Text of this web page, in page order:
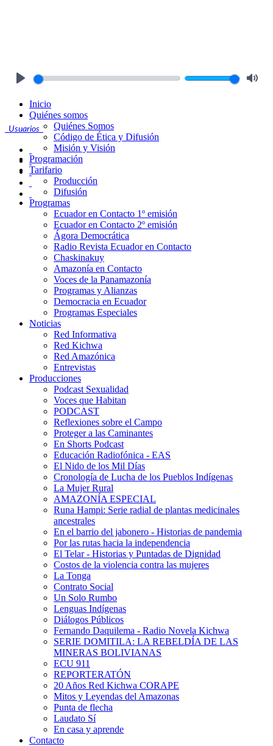
Usuarios
Inicio
Quiénes somos
Quiénes Somos
Código de Ética y Difusión
Misión y Visión
Programación
Tarifario
Producción
Difusión
Programas
Ecuador en Contacto 1º emisión
Ecuador en Contacto 2º emisión
Ágora Democrática
Radio Revista Ecuador en Contacto
Chaskinakuy
Amazonía en Contacto
Voces de la Panamazonía
Programas y Alianzas
Democracia en Ecuador
Programas Especiales
Noticias
Red Informativa
Red Kichwa
Red Amazónica
Entrevistas
Producciones
Podcast Sexualidad
Voces que Habitan
PODCAST
Reflexiones sobre el Campo
Proteger a las Caminantes
En Shorts Podcast
Educación Radiofónica - EAS
El Nido de los Mil Días
Cronología de Lucha de los Pueblos Indígenas
La Mujer Rural
AMAZONÍA ESPECIAL
Runa Hampi: Serie radial de plantas medicinales
ancestrales
En el barrio del jabonero - Historias de pandemia
Por las rutas hacia la independencia
El Telar - Historias y Puntadas de Dignidad
Costos de la violencia contra las mujeres
La Tonga
Contrato Social
Un Solo Rumbo
Lenguas Indígenas
Diálogos Públicos
Fernando Daquilema - Radio Novela Kichwa
SERIE DOMITILA: LA REBELDÍA DE LAS
MINERAS BOLIVIANAS
ECU 911
REPORTERATÓN
20 Años Red Kichwa CORAPE
Mitos y Leyendas del Amazonas
Punta de flecha
Laudato Sí
En casa y aprende
Contacto